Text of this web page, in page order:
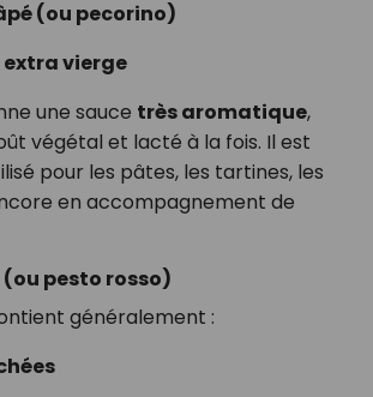
(ou pecorino)
extra vierge
une sauce très aromatique,
végétal et lacté à la fois. Il est
pour les pâtes, les tartines, les
en accompagnement de
(ou pesto rosso)
généralement :